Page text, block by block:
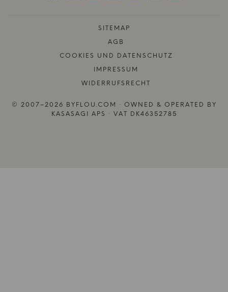
SITEMAP
AGB
COOKIES UND DATENSCHUTZ
IMPRESSUM
WIDERRUFSRECHT
© 2007–2026 BYFLOU.COM · OWNED & OPERATED BY
KASASAGI APS · VAT DK46352785